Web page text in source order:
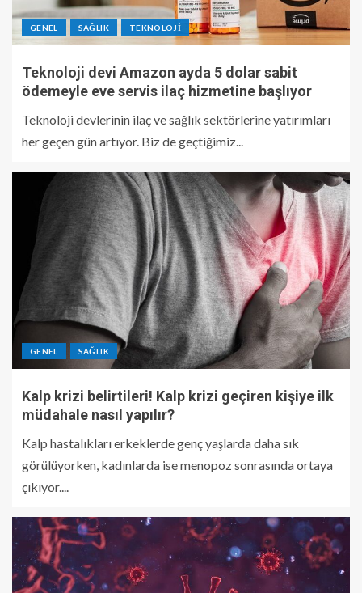
GENEL SAĞLIK TEKNOLOJI
Teknoloji devi Amazon ayda 5 dolar sabit
ödemeyle eve servis ilaç hizmetine başlıyor
Teknoloji devlerinin ilaç ve sağlık sektörlerine yatırımları
her geçen gün artıyor. Biz de geçtiğimiz...
GENEL SAĞLIK
Kalp krizi belirtileri! Kalp krizi geçiren kişiye ilk
müdahale nasıl yapılır?
Kalp hastalıkları erkeklerde genç yaşlarda daha sık
görülüyorken, kadınlarda ise menopoz sonrasında ortaya
çıkıyor....